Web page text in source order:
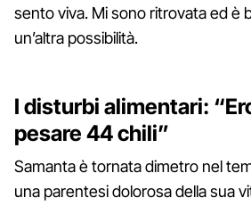
sento viva. Mi sono ritrovata ed è
un’altra possibilità.
I disturbi alimentari:
pesare 44 chili”
Samanta è tornata dimetro nel
una parentesi dolorosa della sua